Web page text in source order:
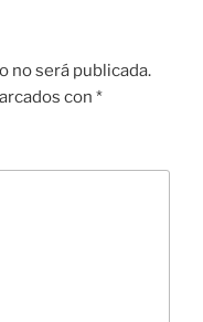
no será publicada.
con *